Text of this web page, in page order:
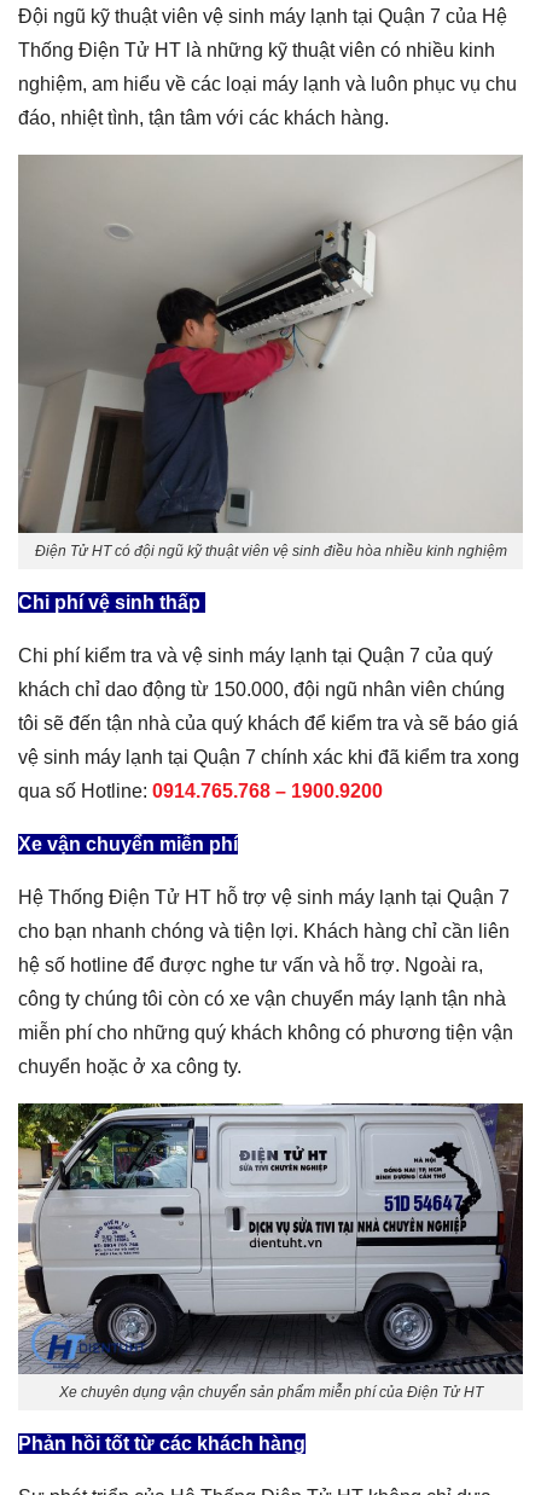
Đội ngũ kỹ thuật viên vệ sinh máy lạnh tại Quận 7 của Hệ
Thống Điện Tử HT là những kỹ thuật viên có nhiều kinh
nghiệm, am hiểu về các loại máy lạnh và luôn phục vụ chu
đáo, nhiệt tình, tận tâm với các khách hàng.
Điện Tử HT có đội ngũ kỹ thuật viên vệ sinh điều hòa nhiều kinh nghiệm
Chi phí vệ sinh thấp
Chi phí kiểm tra và vệ sinh máy lạnh tại Quận 7 của quý
khách chỉ dao động từ 150.000, đội ngũ nhân viên chúng
tôi sẽ đến tận nhà của quý khách để kiểm tra và sẽ báo giá
vệ sinh máy lạnh tại Quận 7 chính xác khi đã kiểm tra xong
qua số Hotline: 0914.765.768 – 1900.9200
Xe vận chuyển miễn phí
Hệ Thống Điện Tử HT hỗ trợ vệ sinh máy lạnh tại Quận 7
cho bạn nhanh chóng và tiện lợi. Khách hàng chỉ cần liên
hệ số hotline để được nghe tư vấn và hỗ trợ. Ngoài ra,
công ty chúng tôi còn có xe vận chuyển máy lạnh tận nhà
miễn phí cho những quý khách không có phương tiện vận
chuyển hoặc ở xa công ty.
Xe chuyên dụng vận chuyển sản phẩm miễn phí của Điện Tử HT
Phản hồi tốt từ các khách hàng